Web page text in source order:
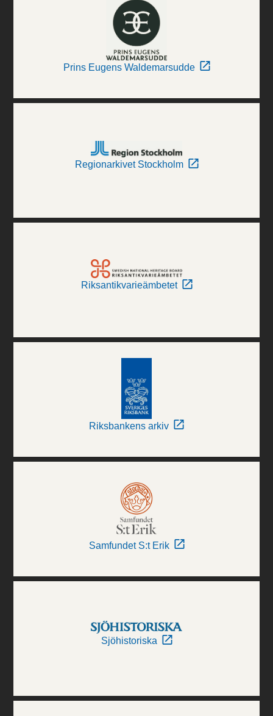
Prins Eugens Waldemarsudde
Regionarkivet Stockholm
Riksantikvarieämbetet
Riksbankens arkiv
Samfundet S:t Erik
Sjöhistoriska